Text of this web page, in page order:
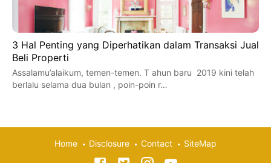
3 Hal Penting yang Diperhatikan dalam Transaksi Jual
Beli Properti
Assalamu’alaikum, temen-temen. T ahun baru 2019 kini telah
berlalu selama dua bulan , poin-poin r…
Home Disclosure Contact SiteMap